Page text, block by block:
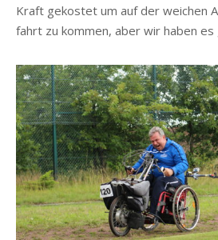
Kraft gekostet um auf der weichen
fahrt zu kommen, aber wir haben es